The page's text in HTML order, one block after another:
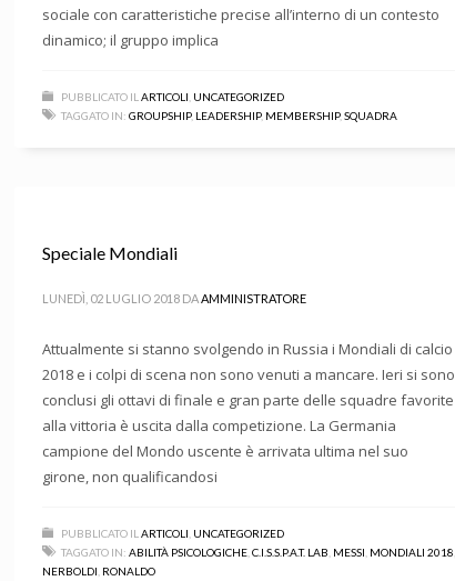
sociale con caratteristiche precise all’interno di un contesto
dinamico; il gruppo implica
PUBBLICATO IL ARTICOLI UNCATEGORIZED
TAGGATO IN: GROUPSHIP, LEADERSHIP, MEMBERSHIP, SQUADRA
Speciale Mondiali
LUNEDÌ, 02 LUGLIO 2018 DAAMMINISTRATORE
Attualmente si stanno svolgendo in Russia i Mondiali di calcio
2018 e i colpi di scena non sono venuti a mancare. Ieri si sono
conclusi gli ottavi di finale e gran parte delle squadre favorite
alla vittoria è uscita dalla competizione. La Germania
campione del Mondo uscente è arrivata ultima nel suo
girone, non qualificandosi
PUBBLICATO IL ARTICOLI UNCATEGORIZED
TAGGATO IN: ABILITÀ PSICOLOGICHE C.I.S.S.P.A.T. LAB MESSI MONDIALI 2018
NERBOLDI RONALDO